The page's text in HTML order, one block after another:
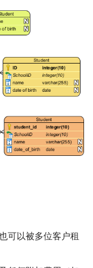
可以被多位客户租